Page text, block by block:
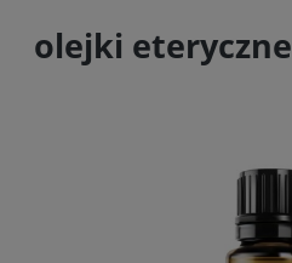
olejki eteryczne